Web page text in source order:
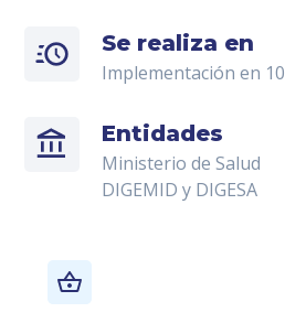
Se realiza en
Implementación en
Entidades
Ministerio de Salud
DIGEMID y DIGESA